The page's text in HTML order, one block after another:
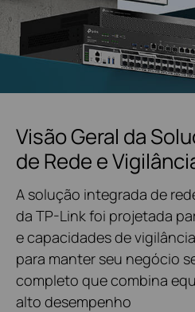
Visão Geral da
de Rede e
A solução integrada de
da TP-Link foi projetada
e capacidades de
para manter seu negócio
completo que combina
alto desempenho